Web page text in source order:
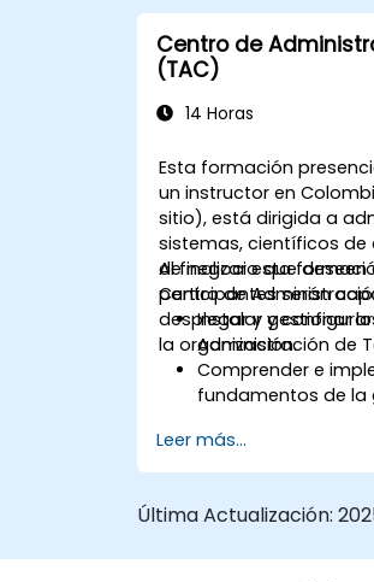
Centro de
(TAC)
14 Horas
Esta formación
un instructor en
sitio), está dirigida a
sistemas, científicos
de negocio que deseen
Centro de
desplegar y gestionar
la organización.
Al finalizar esta
participantes serán
Instalar y
Administración de
Comprender e
fundamentos de la
proyectos o tareas
Talend.
conjuntos de datos
Leer más...
Última Actualización: